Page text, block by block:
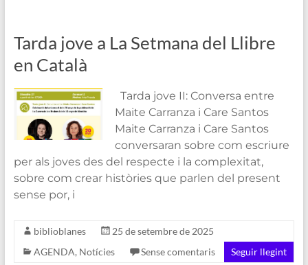
Tarda jove a La Setmana del Llibre
en Català
Tarda jove II: Conversa entre
Maite Carranza i Care Santos
Maite Carranza i Care Santos
conversaran sobre com escriure
per als joves des del respecte i la complexitat,
sobre com crear històries que parlen del present
sense por, i
biblioblanes
25 de setembre de 2025
AGENDA, Notícies Sense comentaris Seguir llegint